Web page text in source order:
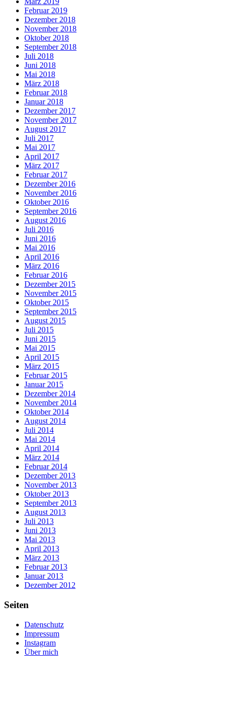
Februar 2019
Dezember 2018
November 2018
Oktober 2018
September 2018
Juli 2018
Juni 2018
Mai 2018
März 2018
Februar 2018
Januar 2018
Dezember 2017
November 2017
August 2017
Juli 2017
Mai 2017
April 2017
März 2017
Februar 2017
Dezember 2016
November 2016
Oktober 2016
September 2016
August 2016
Juli 2016
Juni 2016
Mai 2016
April 2016
März 2016
Februar 2016
Dezember 2015
November 2015
Oktober 2015
September 2015
August 2015
Juli 2015
Juni 2015
Mai 2015
April 2015
März 2015
Februar 2015
Januar 2015
Dezember 2014
November 2014
Oktober 2014
August 2014
Juli 2014
Mai 2014
April 2014
März 2014
Februar 2014
Dezember 2013
November 2013
Oktober 2013
September 2013
August 2013
Juli 2013
Juni 2013
Mai 2013
April 2013
März 2013
Februar 2013
Januar 2013
Dezember 2012
Seiten
Datenschutz
Impressum
Instagram
Über mich